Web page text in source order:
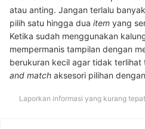
atau anting. Jangan terlalu
pilih satu hingga dua item yang
Ketika sudah menggunakan
mempermanis tampilan dengan
berukuran kecil agar tidak terlihat
and match aksesori pilihan
Laporkan informasi yang kurang tepat